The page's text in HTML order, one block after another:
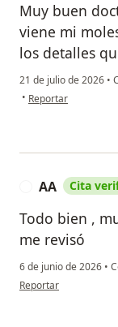
Muy buen
viene mi
los detalles
21 de julio de 2026 •
• en opinión del
Reportar
AA Cita
Todo bien ,
me revisó
6 de junio de 2026 •
en opinión del usuario
Reportar